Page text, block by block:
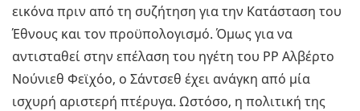
εικόνα πριν από τη συζήτηση για την Κατάσταση του
Έθνους και τον προϋπολογισμό. Όμως για να
αντισταθεί στην επέλαση του ηγέτη του ΡΡ Αλβέρτο
Νούνιεθ Φεϊχόο, ο Σάντσεθ έχει ανάγκη από μία
ισχυρή αριστερή πτέρυγα. Ωστόσο, η πολιτική της